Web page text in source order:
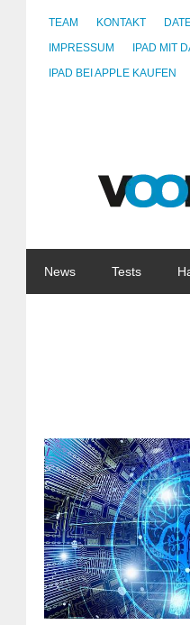
TEAM KONTAKT
IMPRESSUM
IPAD MIT
IPAD BEI APPLE KAUFEN
News Tests